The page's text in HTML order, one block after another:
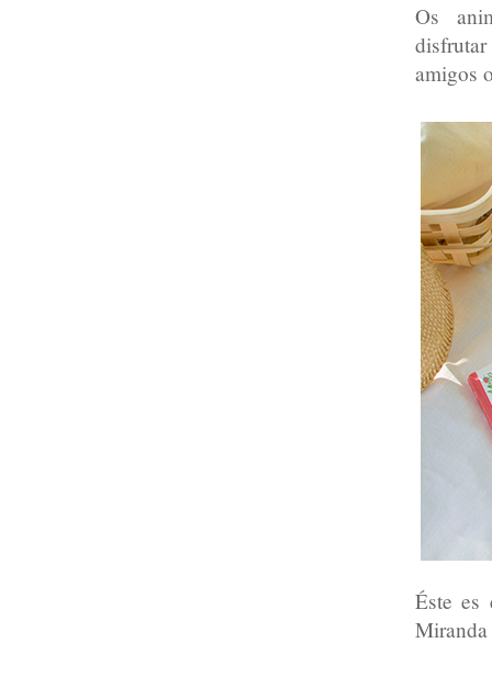
Os
amigos
Éste es